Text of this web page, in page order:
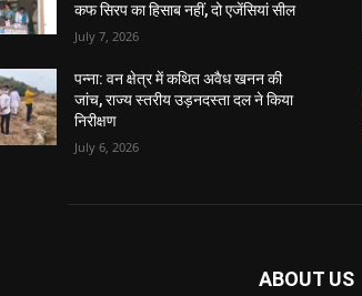
कफ सिरप का हिसाब नहीं, दो एजेंसियां सील
July 7, 2026
पन्ना: वन क्षेत्र में कथित अवैध खनन की
जांच, राज्य स्तरीय उड़नदस्ता दल ने किया
निरीक्षण
July 6, 2026
ABOUT US